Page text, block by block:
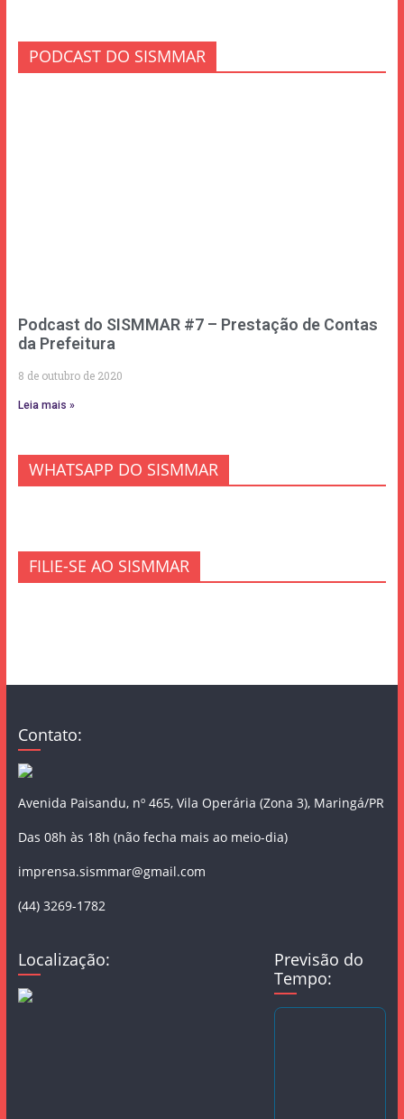
PODCAST DO SISMMAR
Podcast do SISMMAR #7 – Prestação de Contas
da Prefeitura
8 de outubro de 2020
Leia mais »
WHATSAPP DO SISMMAR
FILIE-SE AO SISMMAR
Contato:
Avenida Paisandu, nº 465, Vila Operária (Zona 3), Maringá/PR
Das 08h às 18h (não fecha mais ao meio-dia)
imprensa.sismmar@gmail.com
(44) 3269-1782
Localização:
Previsão do
Tempo: